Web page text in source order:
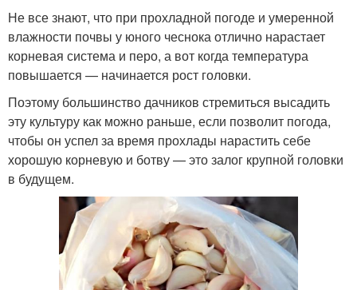
Не все знают, что при прохладной погоде и умеренной
влажности почвы у юного чеснока отлично нарастает
корневая система и перо, а вот когда температура
повышается — начинается рост головки.
Поэтому большинство дачников стремиться высадить
эту культуру как можно раньше, если позволит погода,
чтобы он успел за время прохлады нарастить себе
хорошую корневую и ботву — это залог крупной головки
в будущем.